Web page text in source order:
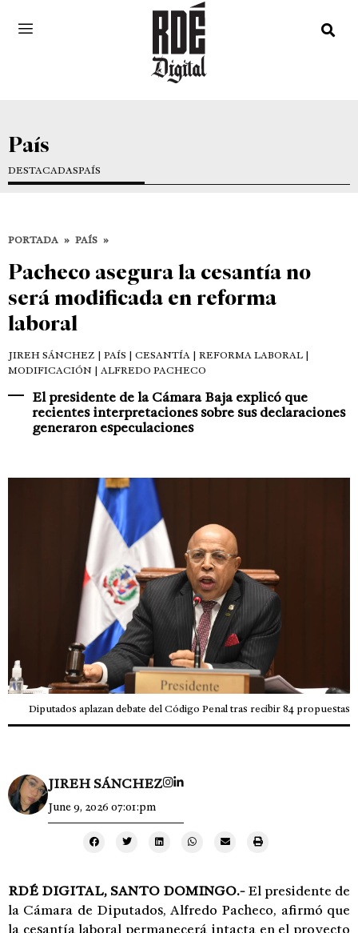
País
DESTACADASPAÍS
PORTADA » PAÍS »
Pacheco asegura la cesantía no
será modificada en reforma
laboral
JIREH SÁNCHEZ | PAÍS | CESANTÍA | REFORMA LABORAL |
MODIFICACIÓN | ALFREDO PACHECO
El presidente de la Cámara Baja explicó que
recientes interpretaciones sobre sus declaraciones
generaron especulaciones
Diputados aplazan debate del Código Penal tras recibir 84 propuestas
JIREH SÁNCHEZ
June 9, 2026 07:01:pm
RDÉ DIGITAL, SANTO DOMINGO.-El presidente de
la Cámara de Diputados, Alfredo Pacheco, afirmó que
la cesantía laboral permanecerá intacta en el proyecto